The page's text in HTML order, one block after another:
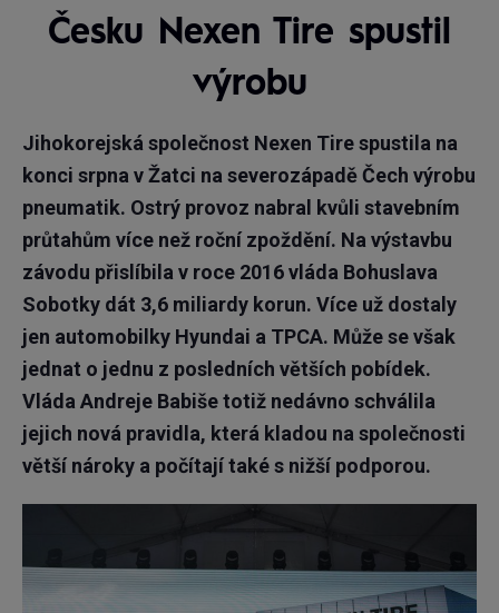
Česku Nexen Tire spustil
výrobu
Jihokorejská společnost Nexen Tire spustila na
konci srpna v Žatci na severozápadě Čech výrobu
pneumatik. Ostrý provoz nabral kvůli stavebním
průtahům více než roční zpoždění. Na výstavbu
závodu přislíbila v roce 2016 vláda Bohuslava
Sobotky dát 3,6 miliardy korun. Více už dostaly
jen automobilky Hyundai a TPCA. Může se však
jednat o jednu z posledních větších pobídek.
Vláda Andreje Babiše totiž nedávno schválila
jejich nová pravidla, která kladou na společnosti
větší nároky a počítají také s nižší podporou.